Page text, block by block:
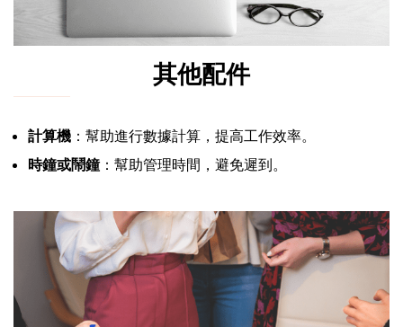
其他配件
計算機 ：幫助進行數據計算，提高工作效率。
時鐘或鬧鐘：幫助管理時間，避免遲到。